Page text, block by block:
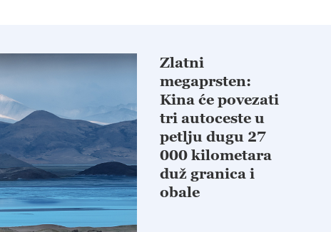
Zlatni
megaprsten:
Kina će povezati
tri autoceste u
petlju dugu 27
000 kilometara
duž granica i
obale